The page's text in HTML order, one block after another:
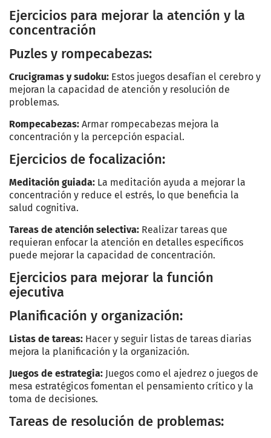
Ejercicios para mejorar la atención y la
concentración
Puzles y rompecabezas:
Crucigramas y sudoku: Estos juegos desafían el cerebro y
mejoran la capacidad de atención y resolución de
problemas.
Rompecabezas: Armar rompecabezas mejora la
concentración y la percepción espacial.
Ejercicios de focalización:
Meditación guiada: La meditación ayuda a mejorar la
concentración y reduce el estrés, lo que beneficia la
salud cognitiva.
Tareas de atención selectiva: Realizar tareas que
requieran enfocar la atención en detalles específicos
puede mejorar la capacidad de concentración.
Ejercicios para mejorar la función
ejecutiva
Planificación y organización:
Listas de tareas: Hacer y seguir listas de tareas diarias
mejora la planificación y la organización.
Juegos de estrategia: Juegos como el ajedrez o juegos de
mesa estratégicos fomentan el pensamiento crítico y la
toma de decisiones.
Tareas de resolución de problemas: